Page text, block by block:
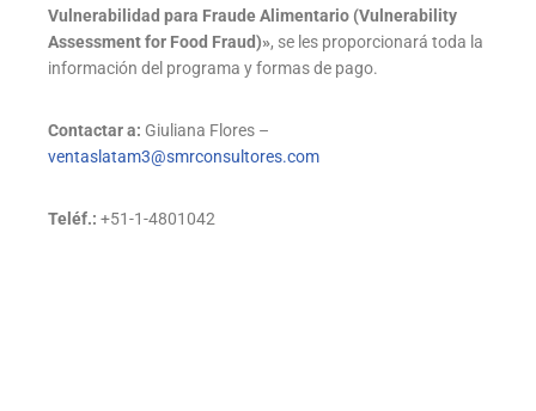
Vulnerabilidad para Fraude Alimentario (Vulnerability
Assessment for Food Fraud)», se les proporcionará toda la
información del programa y formas de pago.
Contactar a: Giuliana Flores –
ventaslatam3@smrconsultores.com
Teléf.: +51-1-4801042